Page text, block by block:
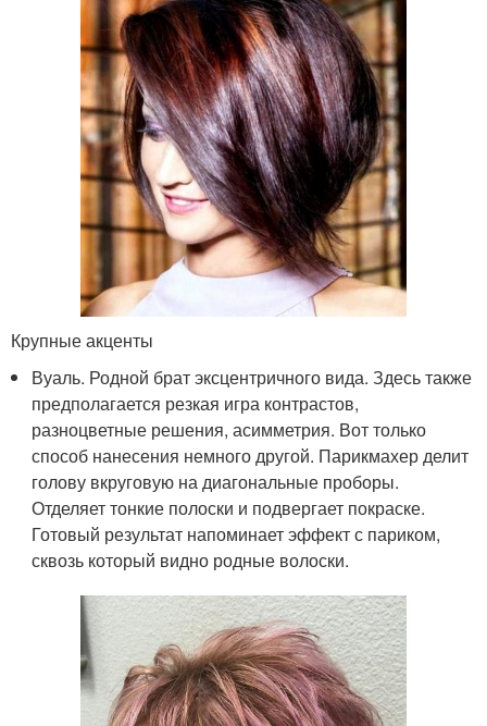
Крупные акценты
Вуаль. Родной брат эксцентричного вида. Здесь также
предполагается резкая игра контрастов,
разноцветные решения, асимметрия. Вот только
способ нанесения немного другой. Парикмахер делит
голову вкруговую на диагональные проборы.
Отделяет тонкие полоски и подвергает покраске.
Готовый результат напоминает эффект с париком,
сквозь который видно родные волоски.